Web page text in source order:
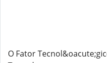
O Fator